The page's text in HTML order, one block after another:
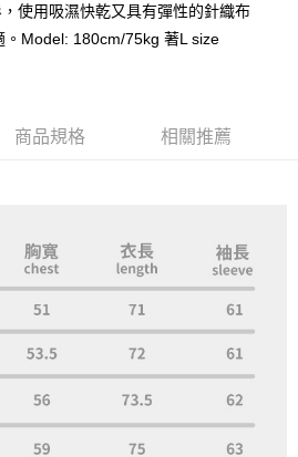
以上)免運費
含以上)免運費
以上)免運費
含以上)免運費
使用吸濕快乾又具有彈性的針織布
Model: 180cm/75kg 著L size
商品規格 相關推薦